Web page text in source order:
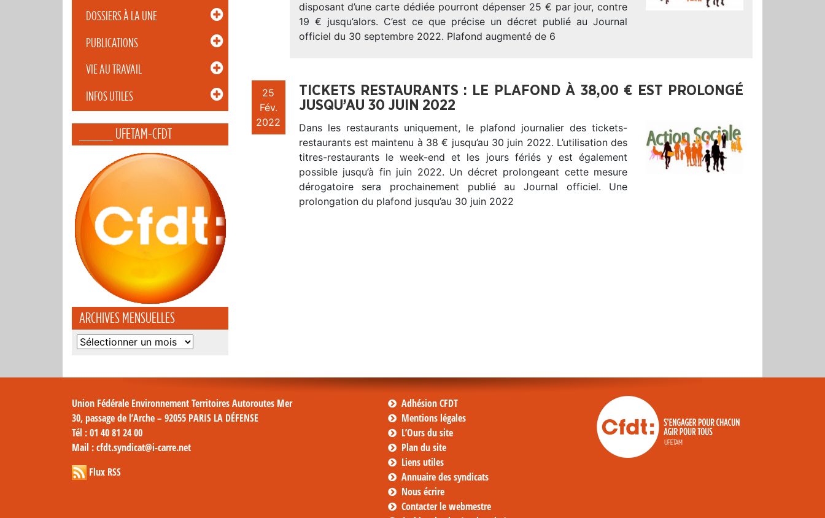
DOSSIERS À LA UNE
PUBLICATIONS
VIE AU TRAVAIL
INFOS UTILES
_____ UFETAM-CFDT
ARCHIVES MENSUELLES
Archives
disposant d’une carte dédiée pourront dépenser 25 € par jour, contre
19 € jusqu’alors. C’est ce que précise un décret publié au Journal
officiel du 30 septembre 2022. Plafond augmenté de 6
25
Fév.
2022
TICKETS RESTAURANTS : LE PLAFOND À 38,00 € EST PROLONGÉ
JUSQU’AU 30 JUIN 2022
Dans les restaurants uniquement, le plafond journalier des tickets-
restaurants est maintenu à 38 € jusqu’au 30 juin 2022. L’utilisation des
titres-restaurants le week-end et les jours fériés y est également
possible jusqu’à fin juin 2022. Un décret prolongeant cette mesure
dérogatoire sera prochainement publié au Journal officiel. Une
prolongation du plafond jusqu’au 30 juin 2022
Union Fédérale Environnement Territoires Autoroutes Mer
30, passage de l’Arche – 92055 PARIS LA DÉFENSE
Tél : 01 40 81 24 00
Mail : cfdt.syndicat@i-carre.net
Flux RSS
Adhésion CFDT
Mentions légales
L’Ours du site
Plan du site
Liens utiles
Annuaire des syndicats
Nous écrire
Contacter le webmestre